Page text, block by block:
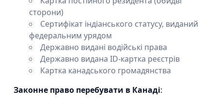
сторони)
Сертифікат індіанського статусу, виданий
федеральним урядом
Державно видані водійські права
Державно видана ID-картка реєстрів
Картка канадського громадянства
Законне право перебувати в Канаді: